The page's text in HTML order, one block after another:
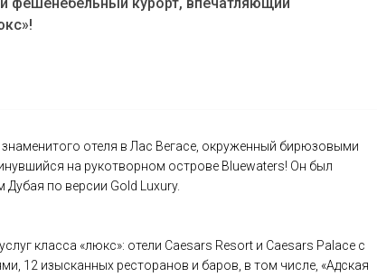
фешенебельный курорт, впечатляющий
знаменитого отеля в Лас Вегасе, окруженный бирюзовыми
на рукотворном острове Bluewaters! Он был
по версии Gold Luxury.
класса «люкс»: отели Caesars Resort и Caesars Palace с
12 изысканных ресторанов и баров, в том числе, «Адская